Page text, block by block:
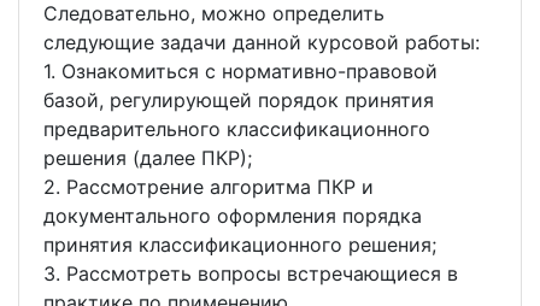
Следовательно, можно определить
следующие задачи данной курсовой работы:
1. Ознакомиться с нормативно-правовой
базой, регулирующей порядок принятия
предварительного классификационного
решения (далее ПКР);
2. Рассмотрение алгоритма ПКР и
документального оформления порядка
принятия классификационного решения;
3. Рассмотреть вопросы встречающиеся в